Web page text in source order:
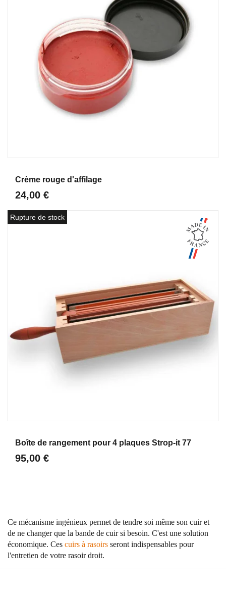
Crème rouge d'affilage
24,00 €
Rupture de stock
Boîte de rangement pour 4 plaques Strop-it 77
95,00 €
Ce mécanisme ingénieux permet de tendre soi même son cuir et
de ne changer que la bande de cuir si besoin. C'est une solution
économique. Ces cuirs à rasoirs seront indispensables pour
l'entretien de votre rasoir droit.